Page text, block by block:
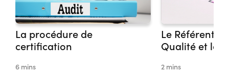
La procédure de
certification
6 mins
Le
Qualité et les
2 mins